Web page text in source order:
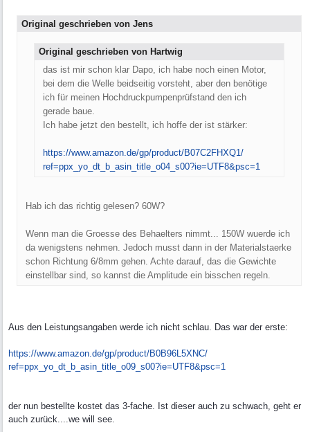
Original geschrieben von Jens
Original geschrieben von Hartwig
das ist mir schon klar Dapo, ich habe noch einen Motor,
bei dem die Welle beidseitig vorsteht, aber den benötige
ich für meinen Hochdruckpumpenprüfstand den ich
gerade baue.
Ich habe jetzt den bestellt, ich hoffe der ist stärker:
https://www.amazon.de/gp/product/B07C2FHXQ1/
ref=ppx_yo_dt_b_asin_title_o04_s00?ie=UTF8&psc=1
Hab ich das richtig gelesen? 60W?
Wenn man die Groesse des Behaelters nimmt... 150W wuerde ich
da wenigstens nehmen. Jedoch musst dann in der Materialstaerke
schon Richtung 6/8mm gehen. Achte darauf, das die Gewichte
einstellbar sind, so kannst die Amplitude ein bisschen regeln.
Aus den Leistungsangaben werde ich nicht schlau. Das war der erste:
https://www.amazon.de/gp/product/B0B96L5XNC/
ref=ppx_yo_dt_b_asin_title_o09_s00?ie=UTF8&psc=1
der nun bestellte kostet das 3-fache. Ist dieser auch zu schwach, geht er
auch zurück....we will see.